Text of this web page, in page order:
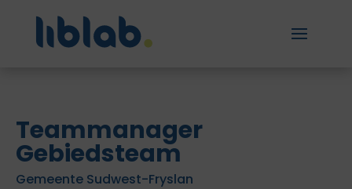
Teammanager
Gebiedsteam
Gemeente Sudwest-Fryslan